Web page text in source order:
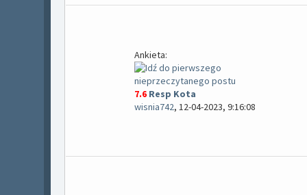
Ankieta:
7.6 Resp Kota
wisnia742, 12-04-2023, 9:16:08